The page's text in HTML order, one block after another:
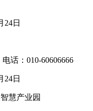
24日
话：010-60606666
24日
慧产业园